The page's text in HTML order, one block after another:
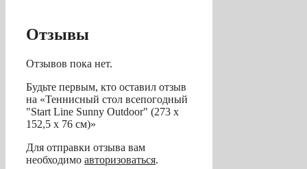
Отзывы
Отзывов пока нет.
Будьте первым, кто оставил отзыв
на «Теннисный стол всепогодный
"Start Line Sunny Outdoor" (273 х
152,5 х 76 см)»
Для отправки отзыва вам
необходимо авторизоваться.